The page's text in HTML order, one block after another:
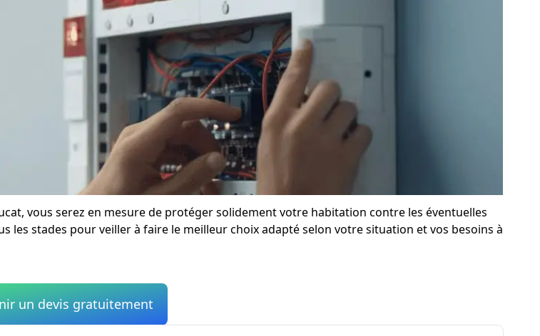
vous serez en mesure de protéger solidement votre habitation contre les éventuelles
les stades pour veiller à faire le meilleur choix adapté selon votre situation et vos besoins à
un devis gratuitement